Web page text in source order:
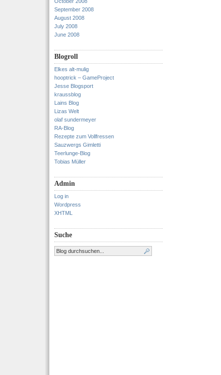
September 2008
August 2008
July 2008
June 2008
Blogroll
Elkes alt-mulig
hooptrick – GameProject
Jesse Blogsport
kraussblog
Lains Blog
Lizas Welt
olaf sundermeyer
RA-Blog
Rezepte zum Vollfressen
Sauzwergs Gimletti
Teerlunge-Blog
Tobias Müller
Admin
Log in
Wordpress
XHTML
Suche